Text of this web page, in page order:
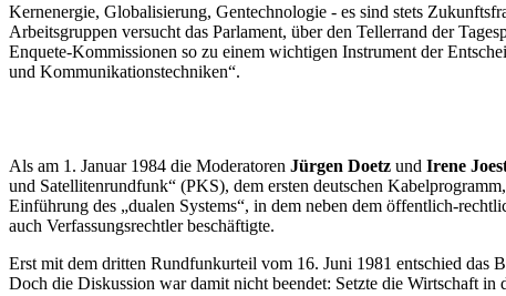
Kernenergie, Globalisierung, Gentechnologie - es sind stets
Arbeitsgruppen versucht das Parlament, über den Tellerrand der
Enquete-Kommissionen so zu einem wichtigen Instrument der
und Kommunikationstechniken“.
Als am 1. Januar 1984 die Moderatoren Jürgen Doetz und Irene
und Satellitenrundfunk“ (PKS), dem ersten deutschen
Einführung des „dualen Systems“, in dem neben dem öffentlich-
auch Verfassungsrechtler beschäftigte.
Erst mit dem dritten Rundfunkurteil vom 16. Juni 1981 entschied das
Doch die Diskussion war damit nicht beendet: Setzte die Wirtschaft